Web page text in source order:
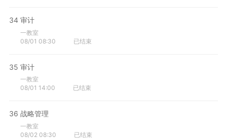
34 审计
一教室
08/01 08:30
已结束
35 审计
一教室
08/01 14:00
已结束
36 战略管理
一教室
08/02 08:30
已结束